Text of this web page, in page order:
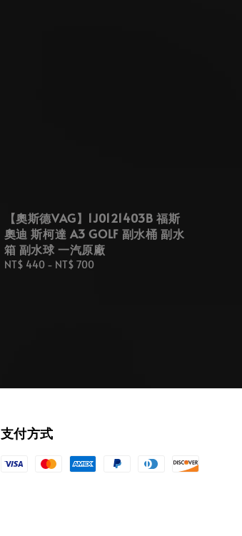
【奧斯德VAG】1J0121403B 福斯
奧迪 斯柯達 A3 GOLF 副水桶 副水
箱 副水球 一汽原廠
Regular
NT$ 440- NT$ 700
支付方式